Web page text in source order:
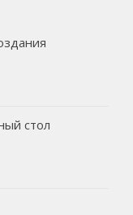
стол